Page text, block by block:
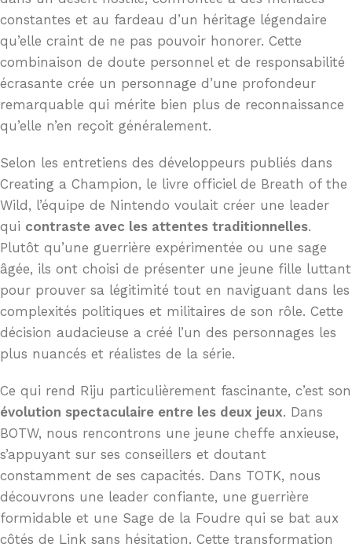
constantes et au fardeau d’un héritage légendaire
qu’elle craint de ne pas pouvoir honorer. Cette
combinaison de doute personnel et de responsabilité
écrasante crée un personnage d’une profondeur
remarquable qui mérite bien plus de reconnaissance
qu’elle n’en reçoit généralement.
Selon les entretiens des développeurs publiés dans
Creating a Champion, le livre officiel de Breath of the
Wild, l’équipe de Nintendo voulait créer une leader
qui contraste avec les attentes traditionnelles.
Plutôt qu’une guerrière expérimentée ou une sage
âgée, ils ont choisi de présenter une jeune fille luttant
pour prouver sa légitimité tout en naviguant dans les
complexités politiques et militaires de son rôle. Cette
décision audacieuse a créé l’un des personnages les
plus nuancés et réalistes de la série.
Ce qui rend Riju particulièrement fascinante, c’est son
évolution spectaculaire entre les deux jeux. Dans
BOTW, nous rencontrons une jeune cheffe anxieuse,
s’appuyant sur ses conseillers et doutant
constamment de ses capacités. Dans TOTK, nous
découvrons une leader confiante, une guerrière
formidable et une Sage de la Foudre qui se bat aux
côtés de Link sans hésitation. Cette transformation